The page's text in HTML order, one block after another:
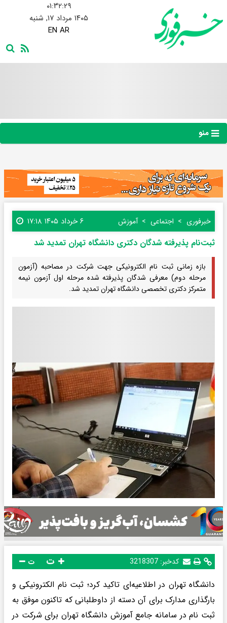
۰۱:۳۲:۳۰
۱۴۰۵ مرداد ۱۷, شنبه
EN AR
منو
خبرفوری اجتماعی آموزش ۶ خرداد ۱۴۰۵ ۱۷:۱۸
ثبت‌نام پذیرفته شدگان دکتری دانشگاه تهران تمدید شد
بازه زمانی ثبت نام الکترونیکی جهت شرکت در مصاحبه (آزمون
مرحله دوم) معرفی شدگان پذیرفته شده مرحله اول آزمون نیمه
متمرکز دکتری تخصصی دانشگاه تهران تمدید شد.
کدخبر: 3218307 ت
دانشگاه تهران در اطلاعیه‌ای تاکید کرد؛ ثبت نام الکترونیکی و
بارگذاری مدارک برای آن دسته از داوطلبانی که تاکنون موفق به
ثبت نام در سامانه جامع آموزش دانشگاه تهران برای شرکت در